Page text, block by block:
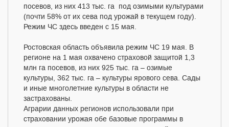
посевов, из них 413 тыс. га под озимыми культурами
(почти 58% от их сева под урожай в текущем году).
Режим ЧС здесь введен с 15 мая.
Ростовская область объявила режим ЧС 19 мая. В
регионе на 1 мая охвачено страховой защитой 1,3
млн га посевов, из них 925 тыс. га – озимые
культуры, 362 тыс. га – культуры ярового сева. Сады
и иные многолетние культуры в области не
застрахованы.
Аграрии данных регионов использовали при
страховании урожая обе базовые программы в